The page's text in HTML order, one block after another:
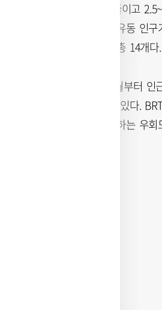
차로를 2차로로 줄이고
이곳으로 옮기면 유동 인
마을버스 노선은 총 14개다.
하지만 2021년 5월부터
은 이뤄지지 않고 있다.
일대가 이를 분담하는 우